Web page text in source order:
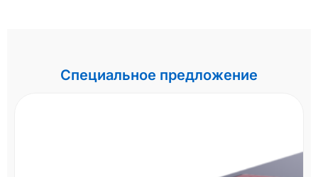
Специальное предложение